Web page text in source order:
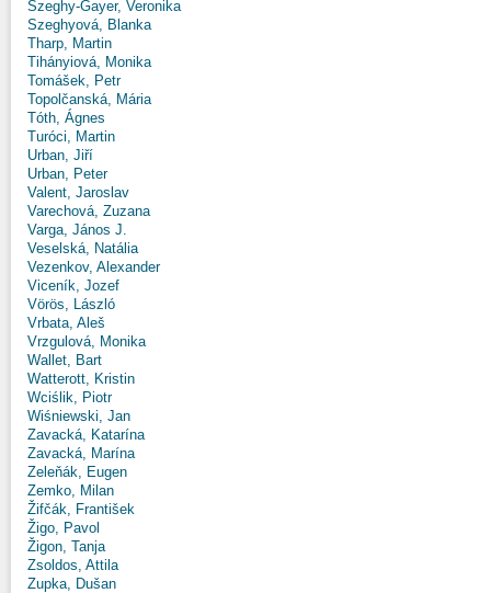
Szeghy-Gayer, Veronika
Szeghyová, Blanka
Tharp, Martin
Tihányiová, Monika
Tomášek, Petr
Topolčanská, Mária
Tóth, Ágnes
Turóci, Martin
Urban, Jiří
Urban, Peter
Valent, Jaroslav
Varechová, Zuzana
Varga, János J.
Veselská, Natália
Vezenkov, Alexander
Viceník, Jozef
Vörös, László
Vrbata, Aleš
Vrzgulová, Monika
Wallet, Bart
Watterott, Kristin
Wciślik, Piotr
Wiśniewski, Jan
Zavacká, Katarína
Zavacká, Marína
Zeleňák, Eugen
Zemko, Milan
Žifčák, František
Žigo, Pavol
Žigon, Tanja
Zsoldos, Attila
Zupka, Dušan